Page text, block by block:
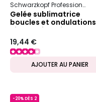
Schwarzkopf Professional
Gelée sublimatrice
boucles et ondulations
Tipsy Twirl Osis+
19,44 €
AJOUTER AU PANIER
-20% DÈS 2